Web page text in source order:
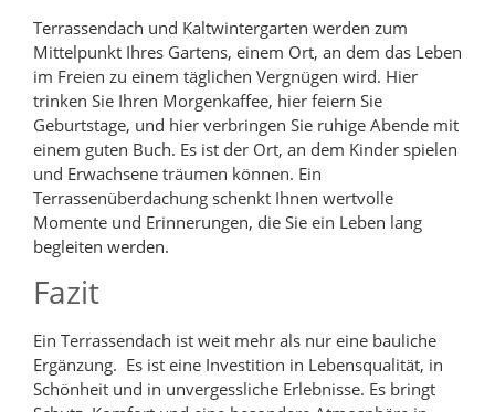
Terrassendach und Kaltwintergarten werden zum
Mittelpunkt Ihres Gartens, einem Ort, an dem das Leben
im Freien zu einem täglichen Vergnügen wird. Hier
trinken Sie Ihren Morgenkaffee, hier feiern Sie
Geburtstage, und hier verbringen Sie ruhige Abende mit
einem guten Buch. Es ist der Ort, an dem Kinder spielen
und Erwachsene träumen können. Ein
Terrassenüberdachung schenkt Ihnen wertvolle
Momente und Erinnerungen, die Sie ein Leben lang
begleiten werden.
Fazit
Ein Terrassendach ist weit mehr als nur eine bauliche
Ergänzung. Es ist eine Investition in Lebensqualität, in
Schönheit und in unvergessliche Erlebnisse. Es bringt